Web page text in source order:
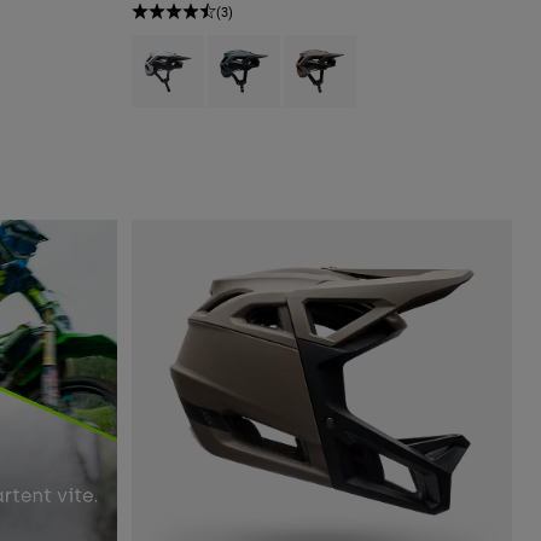
(3)
Product swatch type of Noir/Blanc.
Product swatch type of Bleu Cobalt profond.
Product swatch type of Brun